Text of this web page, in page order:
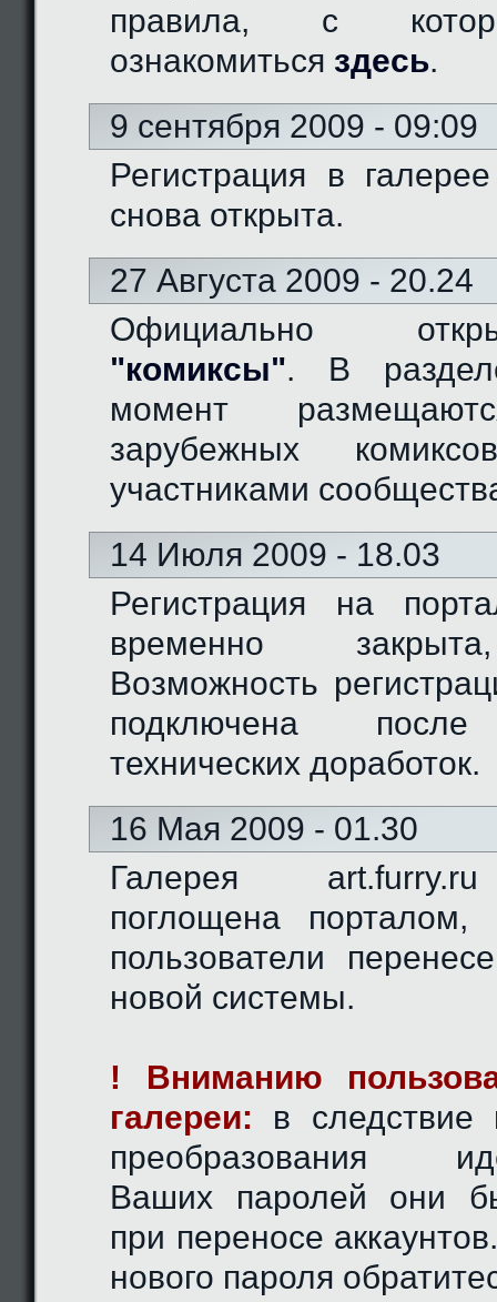
правила, с
ознакомиться здесь.
9 сентября 2009 - 09:09
Регистрация в
снова открыта.
27 Августа 2009 - 20.24
Официально
"комиксы". В
момент
зарубежных
участниками
14 Июля 2009 - 18.03
Регистрация на
временно
Возможность
подключена после
технических доработок.
16 Мая 2009 - 01.30
Галерея
поглощена
пользователи
новой системы.
! Вниманию
галереи: в следствие
преобразования
Ваших паролей они
при переносе
нового пароля